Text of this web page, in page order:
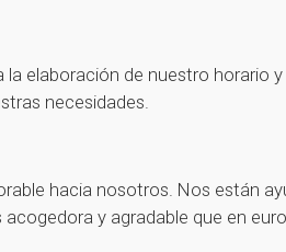
elaboración de nuestro
necesidades.
hacia nosotros. Nos están
y agradable que en